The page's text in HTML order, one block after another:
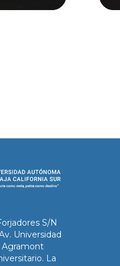
S/N
Universidad
Agramont
La